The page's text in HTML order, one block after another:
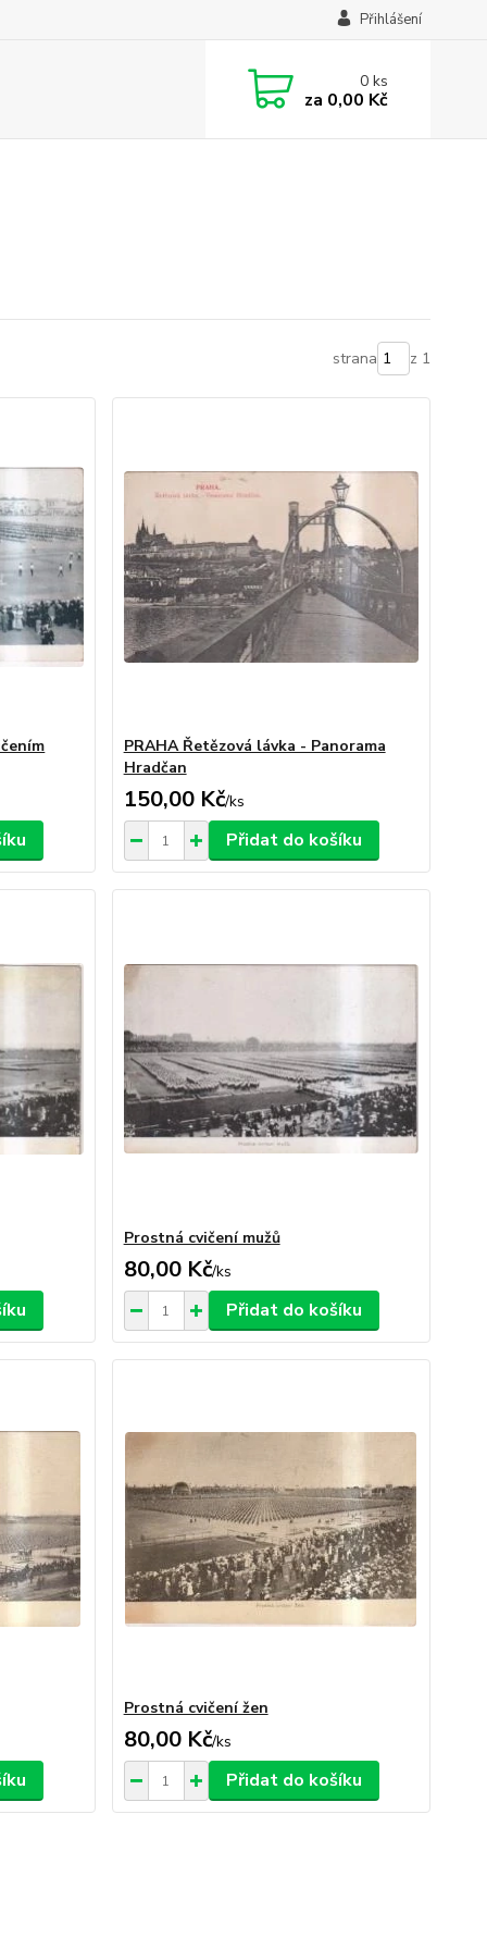
Přihlášení
0ks
za 0,00 Kč
strana z 1
PRAHA Řetězová lávka - Panorama
Hradčan
150,00 Kč/ks
Přidat do košíku
Prostná cvičení mužů
80,00 Kč/ks
Přidat do košíku
Prostná cvičení žen
80,00 Kč/ks
Přidat do košíku